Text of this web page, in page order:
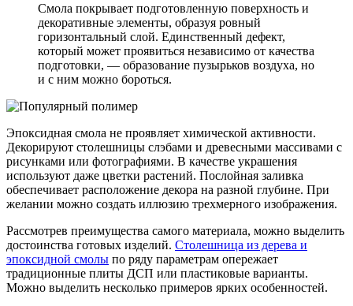
Смола покрывает подготовленную поверхность и
декоративные элементы, образуя ровный
горизонтальный слой. Единственный дефект,
который может проявиться независимо от качества
подготовки, — образование пузырьков воздуха, но
и с ним можно бороться.
Эпоксидная смола не проявляет химической активности.
Декорируют столешницы слэбами и древесными массивами с
рисунками или фотографиями. В качестве украшения
используют даже цветки растений. Послойная заливка
обеспечивает расположение декора на разной глубине. При
желании можно создать иллюзию трехмерного изображения.
Рассмотрев преимущества самого материала, можно выделить
достоинства готовых изделий. Столешница из дерева и
эпоксидной смолы по ряду параметрам опережает
традиционные плиты ДСП или пластиковые варианты.
Можно выделить несколько примеров ярких особенностей.